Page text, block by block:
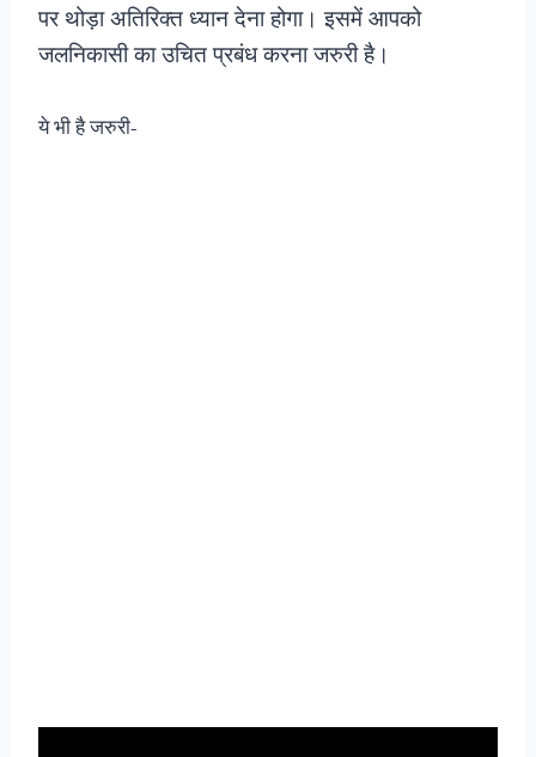
पर थोड़ा अतिरिक्त ध्यान देना होगा। इसमें आपको
जलनिकासी का उचित प्रबंध करना जरुरी है।
ये भी है जरुरी-